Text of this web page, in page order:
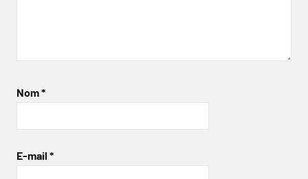
Nom*
E-mail *